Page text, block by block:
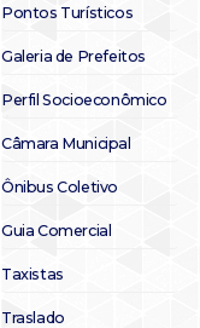
Pontos Turísticos
Galeria de Prefeitos
Perfil Socioeconômico
Câmara Municipal
Ônibus Coletivo
Guia Comercial
Taxistas
Traslado